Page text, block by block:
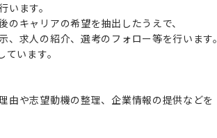
います。
のキャリアの希望を抽出したうえで、
、求人の紹介、選考のフォロー等を行います。
います。
由や志望動機の整理、企業情報の提供などを